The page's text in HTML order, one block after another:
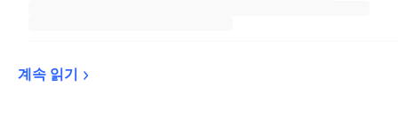
계속 읽기